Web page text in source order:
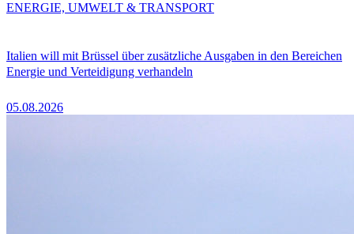
Italien will mit Brüssel über zusätzliche Ausgaben in den Bereichen
Energie und Verteidigung verhandeln
05.08.2026
ENERGIE, UMWELT & TRANSPORT